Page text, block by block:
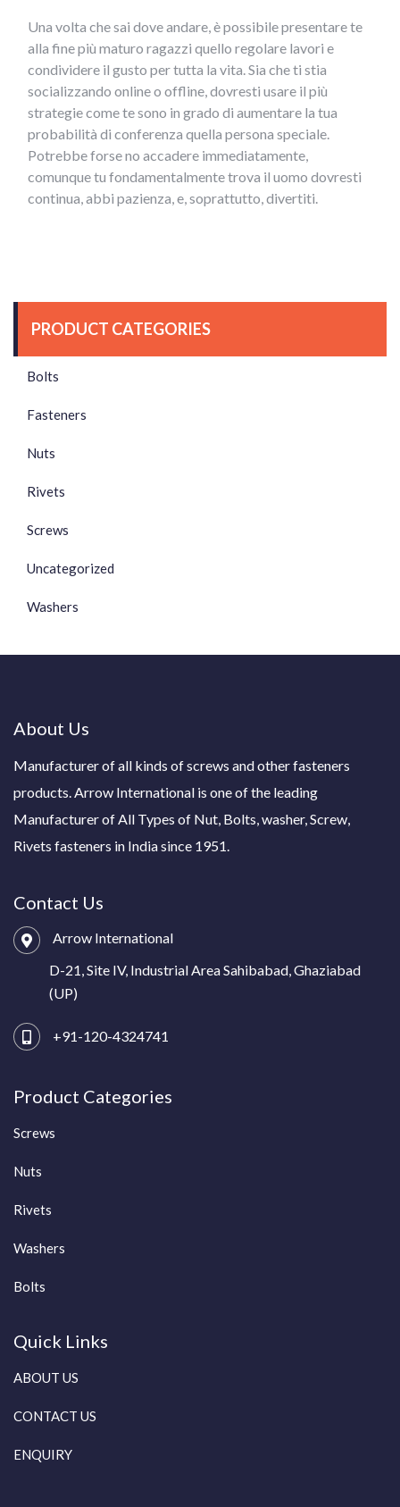
Una volta che sai dove andare, è possibile presentare te
alla fine più maturo ragazzi quello regolare lavori e
condividere il gusto per tutta la vita. Sia che ti stia
socializzando online o offline, dovresti usare il più
strategie come te sono in grado di aumentare la tua
probabilità di conferenza quella persona speciale.
Potrebbe forse no accadere immediatamente,
comunque tu fondamentalmente trova il uomo dovresti
continua, abbi pazienza, e, soprattutto, divertiti.
PRODUCT CATEGORIES
Bolts
Fasteners
Nuts
Rivets
Screws
Uncategorized
Washers
About Us
Manufacturer of all kinds of screws and other fasteners
products. Arrow International is one of the leading
Manufacturer of All Types of Nut, Bolts, washer, Screw,
Rivets fasteners in India since 1951.
Contact Us
Arrow International
D-21, Site IV, Industrial Area Sahibabad, Ghaziabad
(UP)
+91-120-4324741
Product Categories
Screws
Nuts
Rivets
Washers
Bolts
Quick Links
ABOUT US
CONTACT US
ENQUIRY